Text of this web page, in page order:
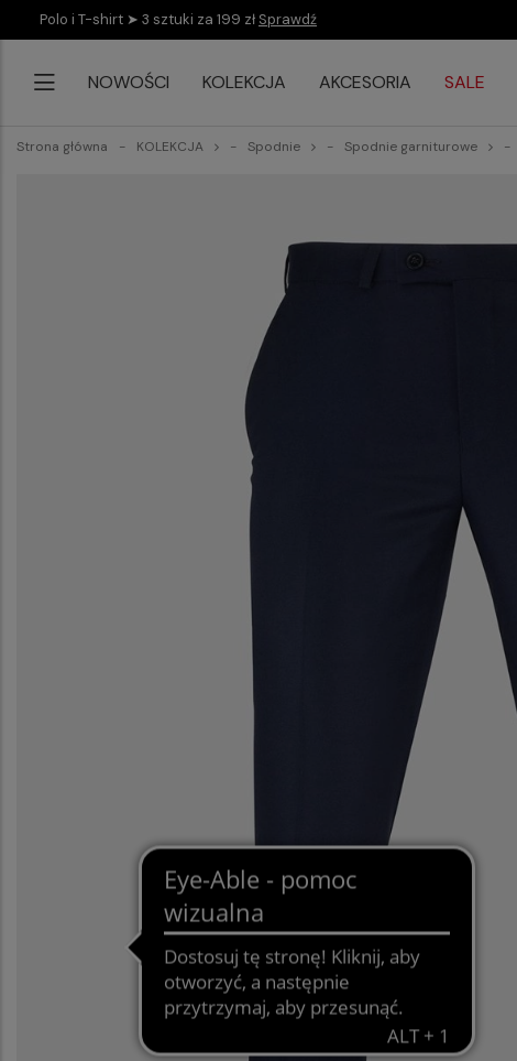
Polo i T-shirt ➤ 3 sztuki za 199 zł Sprawdź
NOWOŚCI KOLEKCJA AKCESORIA SALE
Strona główna KOLEKCJA Spodnie Spodnie garniturowe